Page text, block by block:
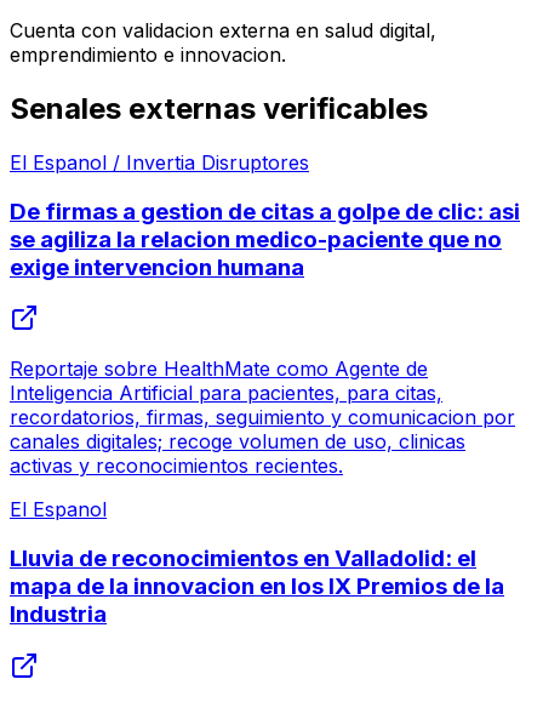
Cuenta con validacion externa en salud digital,
emprendimiento e innovacion.
Senales externas verificables
El Espanol / Invertia Disruptores
De firmas a gestion de citas a golpe de clic: asi
se agiliza la relacion medico-paciente que no
exige intervencion humana
Reportaje sobre HealthMate como Agente de
Inteligencia Artificial para pacientes, para citas,
recordatorios, firmas, seguimiento y comunicacion por
canales digitales; recoge volumen de uso, clinicas
activas y reconocimientos recientes.
El Espanol
Lluvia de reconocimientos en Valladolid: el
mapa de la innovacion en los IX Premios de la
Industria